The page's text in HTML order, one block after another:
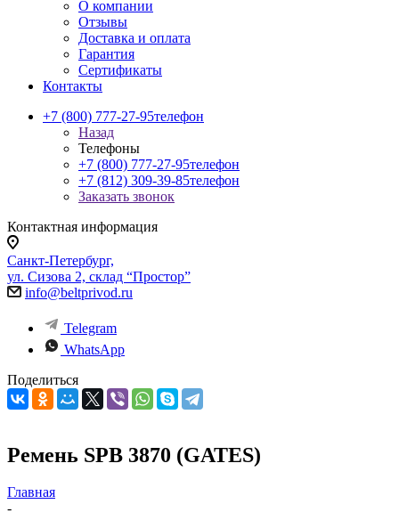
О компании
Отзывы
Доставка и оплата
Гарантия
Сертификаты
Контакты
+7 (800) 777-27-95телефон
Назад
Телефоны
+7 (800) 777-27-95телефон
+7 (812) 309-39-85телефон
Заказать звонок
Контактная информация
Санкт-Петербург,
ул. Сизова 2, склад “Простор”
info@beltprivod.ru
Telegram
WhatsApp
Поделиться
Ремень SPB 3870 (GATES)
Главная
-